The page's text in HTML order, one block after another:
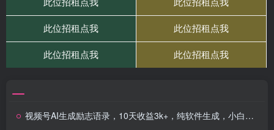
视频号AI生成励志语录，10天收益3k+，纯软件生成，小白可做